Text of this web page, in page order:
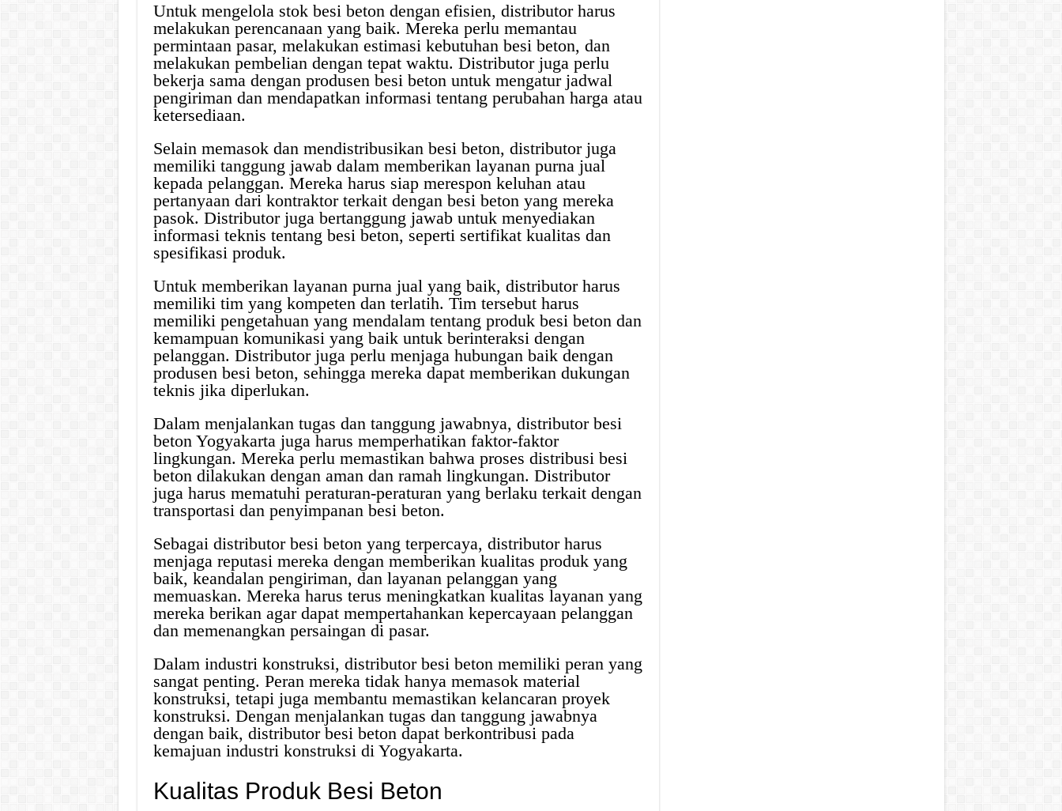
Untuk mengelola stok besi beton dengan efisien, distributor harus
melakukan perencanaan yang baik. Mereka perlu memantau
permintaan pasar, melakukan estimasi kebutuhan besi beton, dan
melakukan pembelian dengan tepat waktu. Distributor juga perlu
bekerja sama dengan produsen besi beton untuk mengatur jadwal
pengiriman dan mendapatkan informasi tentang perubahan harga atau
ketersediaan.
Selain memasok dan mendistribusikan besi beton, distributor juga
memiliki tanggung jawab dalam memberikan layanan purna jual
kepada pelanggan. Mereka harus siap merespon keluhan atau
pertanyaan dari kontraktor terkait dengan besi beton yang mereka
pasok. Distributor juga bertanggung jawab untuk menyediakan
informasi teknis tentang besi beton, seperti sertifikat kualitas dan
spesifikasi produk.
Untuk memberikan layanan purna jual yang baik, distributor harus
memiliki tim yang kompeten dan terlatih. Tim tersebut harus
memiliki pengetahuan yang mendalam tentang produk besi beton dan
kemampuan komunikasi yang baik untuk berinteraksi dengan
pelanggan. Distributor juga perlu menjaga hubungan baik dengan
produsen besi beton, sehingga mereka dapat memberikan dukungan
teknis jika diperlukan.
Dalam menjalankan tugas dan tanggung jawabnya, distributor besi
beton Yogyakarta juga harus memperhatikan faktor-faktor
lingkungan. Mereka perlu memastikan bahwa proses distribusi besi
beton dilakukan dengan aman dan ramah lingkungan. Distributor
juga harus mematuhi peraturan-peraturan yang berlaku terkait dengan
transportasi dan penyimpanan besi beton.
Sebagai distributor besi beton yang terpercaya, distributor harus
menjaga reputasi mereka dengan memberikan kualitas produk yang
baik, keandalan pengiriman, dan layanan pelanggan yang
memuaskan. Mereka harus terus meningkatkan kualitas layanan yang
mereka berikan agar dapat mempertahankan kepercayaan pelanggan
dan memenangkan persaingan di pasar.
Dalam industri konstruksi, distributor besi beton memiliki peran yang
sangat penting. Peran mereka tidak hanya memasok material
konstruksi, tetapi juga membantu memastikan kelancaran proyek
konstruksi. Dengan menjalankan tugas dan tanggung jawabnya
dengan baik, distributor besi beton dapat berkontribusi pada
kemajuan industri konstruksi di Yogyakarta.
Kualitas Produk Besi Beton